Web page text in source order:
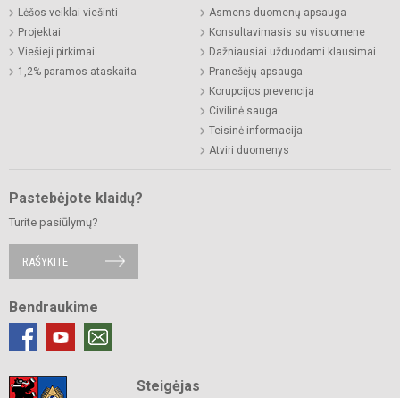
Lėšos veiklai viešinti
Projektai
Viešieji pirkimai
1,2% paramos ataskaita
Asmens duomenų apsauga
Konsultavimasis su visuomene
Dažniausiai užduodami klausimai
Pranešėjų apsauga
Korupcijos prevencija
Civilinė sauga
Teisinė informacija
Atviri duomenys
Pastebėjote klaidų?
Turite pasiūlymų?
RAŠYKITE
Bendraukime
Steigėjas